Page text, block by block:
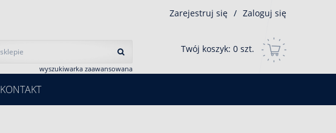
wyszukiwarka zaawansowana
Zarejestruj się / Zaloguj się
Twój koszyk: 0 szt.
KONTAKT